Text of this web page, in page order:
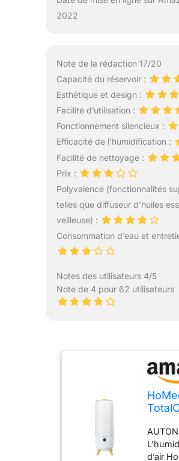
2022
Note de la rédaction 17/20
Capacité du réservoir :
Esthétique et design :
Facilité d’utilisation :
Fonctionnement silencieux :
Efficacité de l’humidification :
Facilité de nettoyage :
Prix :
Polyvalence (fonctionnalités
telles que diffuseur d’huiles
veilleuse) :
Consommation d’eau et
Notes des utilisateurs 4/5
Note de 4 pour 62 utilisateurs
d’air
d’air